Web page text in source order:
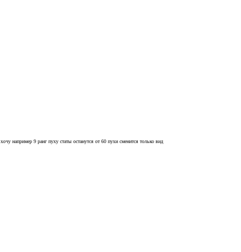
например 9 ранг пуху статы останутся от 60 пухи сменится только вид